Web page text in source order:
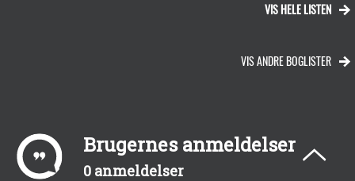
VIS HELE LISTEN
VIS ANDRE BOGLISTER
Brugernes anmeldelser
0 anmeldelser